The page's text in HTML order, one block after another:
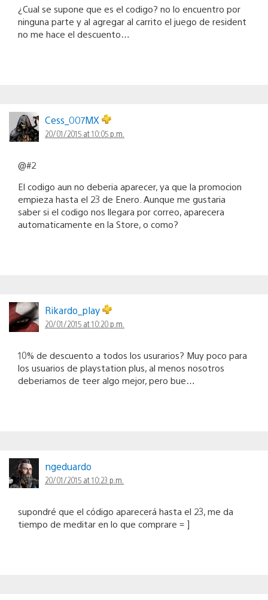
¿Cual se supone que es el codigo? no lo encuentro por
ninguna parte y al agregar al carrito el juego de resident
no me hace el descuento…
Cess_007MX
20/01/2015 at 10:05 p.m.
@#2
El codigo aun no deberia aparecer, ya que la promocion
empieza hasta el 23 de Enero. Aunque me gustaria
saber si el codigo nos llegara por correo, aparecera
automaticamente en la Store, o como?
Rikardo_play
20/01/2015 at 10:20 p.m.
10% de descuento a todos los usurarios? Muy poco para
los usuarios de playstation plus, al menos nosotros
deberiamos de teer algo mejor, pero bue…
ngeduardo
20/01/2015 at 10:23 p.m.
supondré que el código aparecerá hasta el 23, me da
tiempo de meditar en lo que comprare = ]